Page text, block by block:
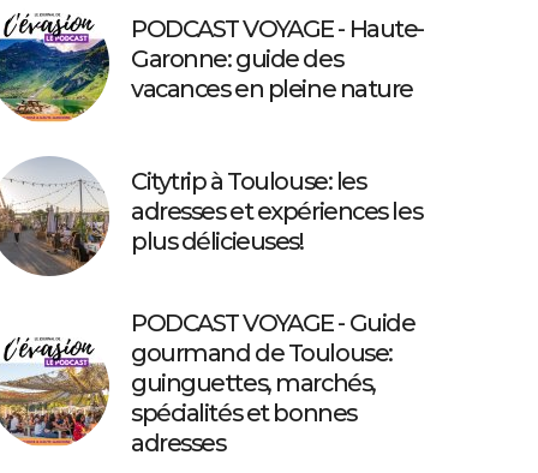
PODCAST VOYAGE - Haute-
Garonne: guide des
vacances en pleine nature
Citytrip à Toulouse: les
adresses et expériences les
plus délicieuses!
PODCAST VOYAGE - Guide
gourmand de Toulouse:
guinguettes, marchés,
spécialités et bonnes
adresses